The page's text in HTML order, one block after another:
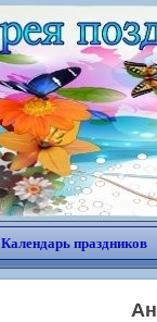
Календарь праздников